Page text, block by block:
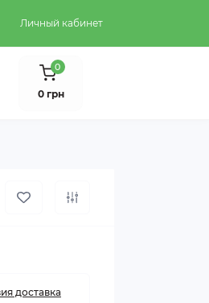
Личный кабинет
0
0 грн
доставка